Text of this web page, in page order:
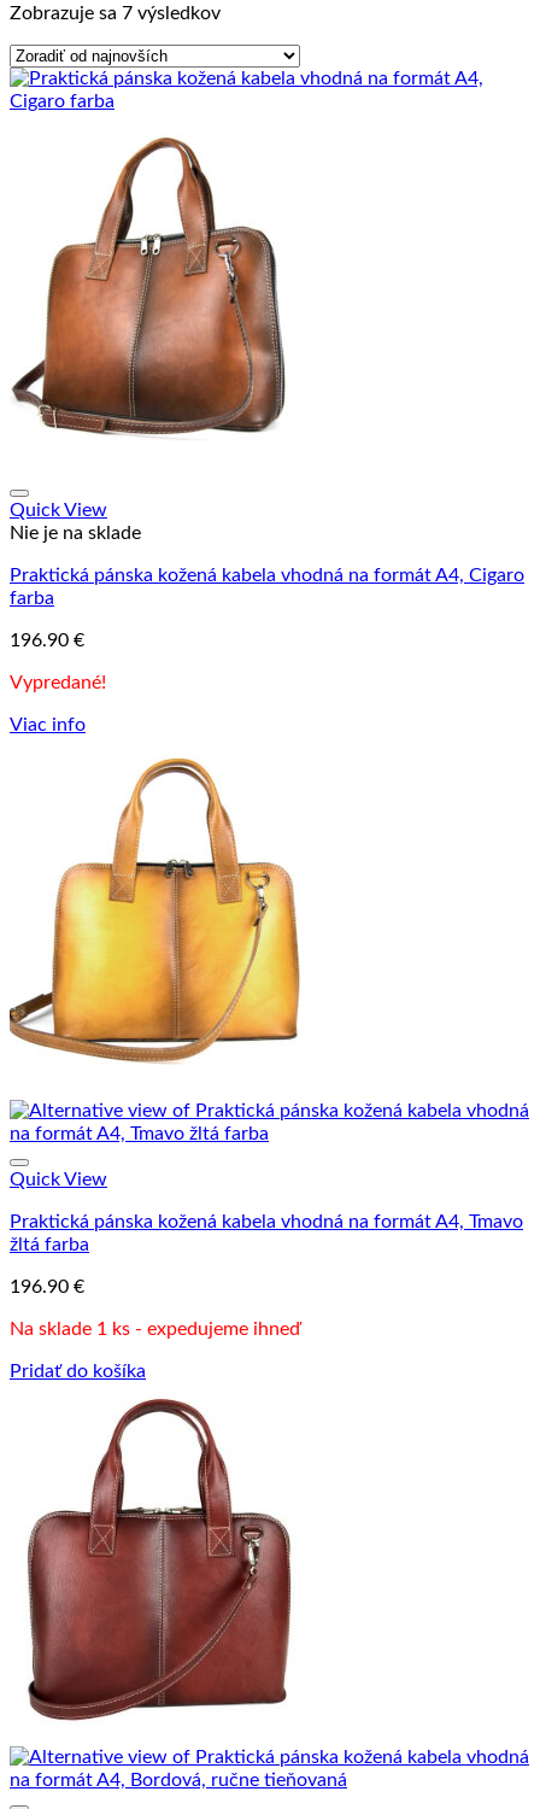
Zobrazuje sa 7 výsledkovZoradené
najnovších
Quick View
Nie je na sklade
Praktická pánska kožená kabela vhodná na formát A4, Cigaro
farba
196.90 €
Vypredané!
Viac info
Quick View
Praktická pánska kožená kabela vhodná na formát A4, Tmavo
žltá farba
196.90 €
Na sklade 1 ks - expedujeme ihneď
Pridať do košíka